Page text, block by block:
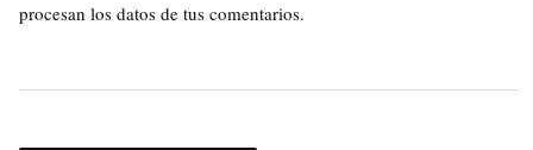
procesan los datos de tus comentarios.